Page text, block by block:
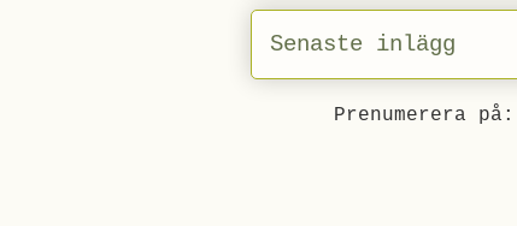
Senaste inlägg
Prenumerera på: